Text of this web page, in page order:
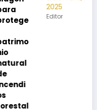
2025
Editor
Editor